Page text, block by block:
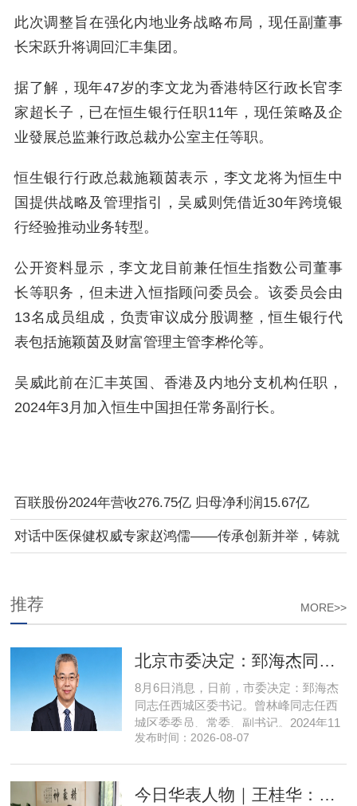
此次调整旨在强化内地业务战略布局，现任副董事
长宋跃升将调回汇丰集团。
据了解，现年47岁的李文龙为香港特区行政长官李
家超长子，已在恒生银行任职11年，现任策略及企
业發展总监兼行政总裁办公室主任等职。
恒生银行行政总裁施颖茵表示，李文龙将为恒生中
国提供战略及管理指引，吴威则凭借近30年跨境银
行经验推动业务转型。
公开资料显示，李文龙目前兼任恒生指数公司董事
长等职务，但未进入恒指顾问委员会。该委员会由
13名成员组成，负责审议成分股调整，恒生银行代
表包括施颖茵及财富管理主管李桦伦等。
吴威此前在汇丰英国、香港及内地分支机构任职，
2024年3月加入恒生中国担任常务副行长。
百联股份2024年营收276.75亿 归母净利润15.67亿
对话中医保健权威专家赵鸿儒——传承创新并举，铸就
MORE>>
推荐
8月6日消息，日前，市委决定：郅海杰
同志任西城区委书记。曾林峰同志任西
城区委委员、常委、副书记。2024年11
月，郅海杰任北京市西城区委副书记，
记、区长。至此番履新。郅海杰，男，
发布时间：2026-08-07